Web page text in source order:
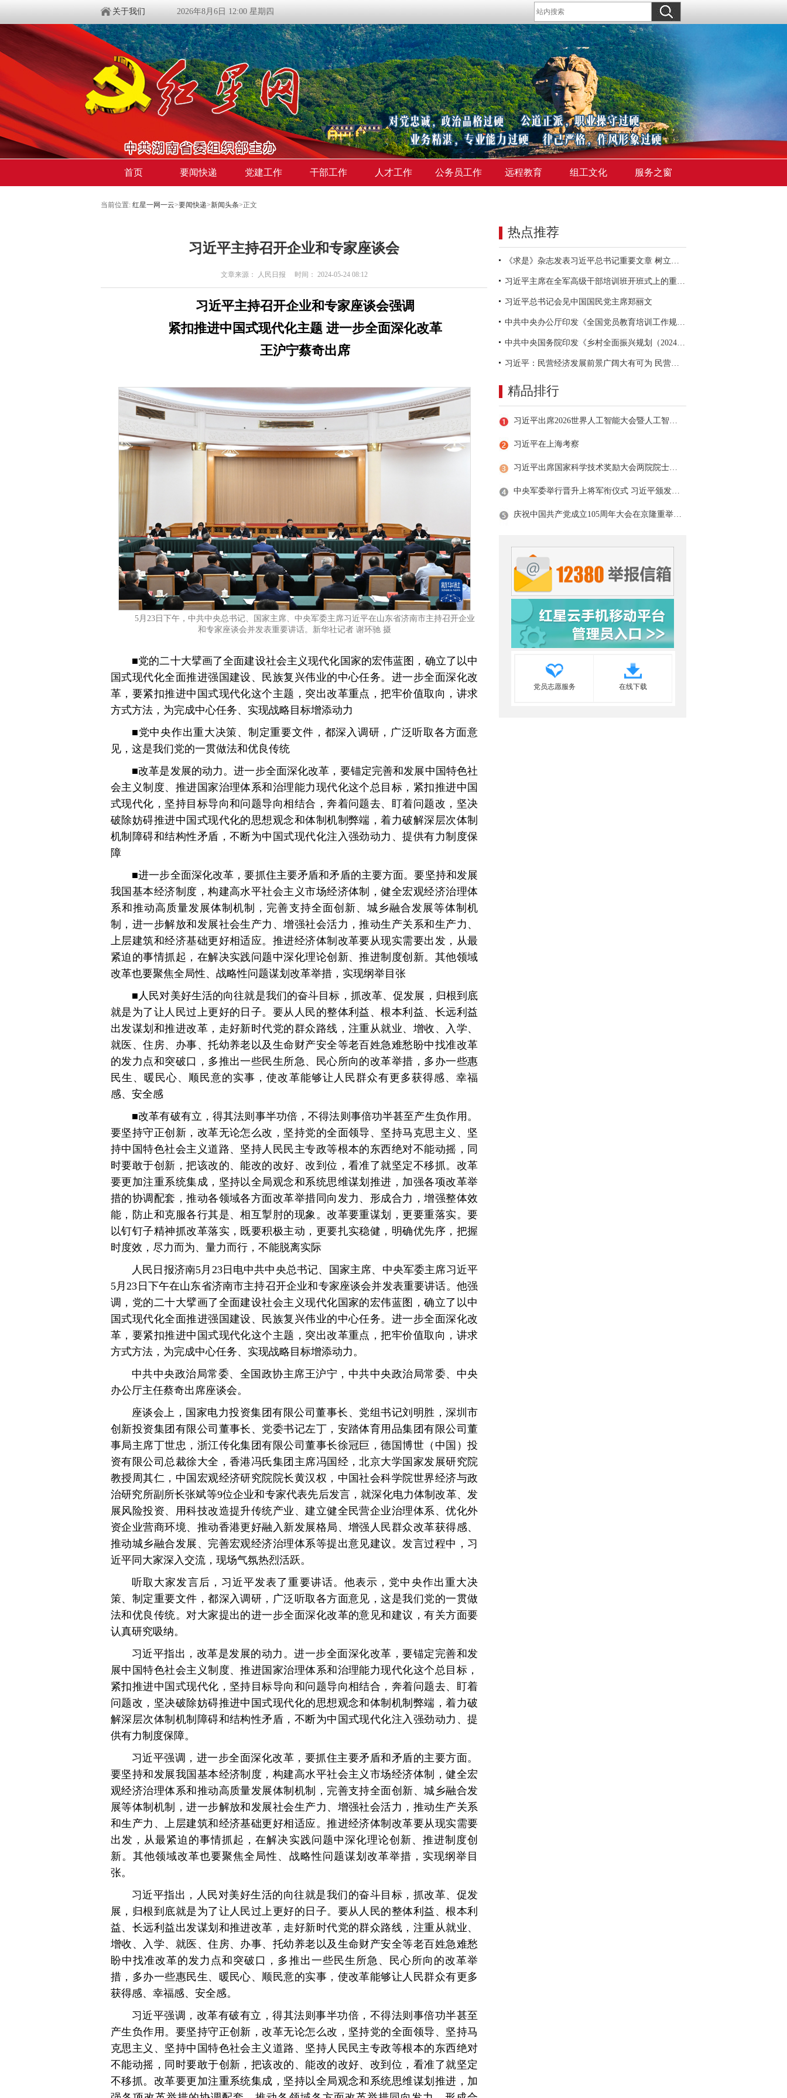
关于我们 2026年8月6日 12:00 星期四
首页 要闻快递 党建工作 干部工作 人才工作 公务员工作 远程教育 组工文化 服务之窗
当前位置: 红星一网一云>要闻快递>新闻头条>正文
习近平主持召开企业和专家座谈会
文章来源： 人民日报 时间： 2024-05-24 08:12
习近平主持召开企业和专家座谈会强调
紧扣推进中国式现代化主题 进一步全面深化改革
王沪宁蔡奇出席
5月23日下午，中共中央总书记、国家主席、中央军委主席习近平在山东省济南市主持召开企业
和专家座谈会并发表重要讲话。新华社记者 谢环驰 摄
■党的二十大擘画了全面建设社会主义现代化国家的宏伟蓝图，确立了以中
国式现代化全面推进强国建设、民族复兴伟业的中心任务。进一步全面深化改
革，要紧扣推进中国式现代化这个主题，突出改革重点，把牢价值取向，讲求
方式方法，为完成中心任务、实现战略目标增添动力
■党中央作出重大决策、制定重要文件，都深入调研，广泛听取各方面意
见，这是我们党的一贯做法和优良传统
■改革是发展的动力。进一步全面深化改革，要锚定完善和发展中国特色社
会主义制度、推进国家治理体系和治理能力现代化这个总目标，紧扣推进中国
式现代化，坚持目标导向和问题导向相结合，奔着问题去、盯着问题改，坚决
破除妨碍推进中国式现代化的思想观念和体制机制弊端，着力破解深层次体制
机制障碍和结构性矛盾，不断为中国式现代化注入强劲动力、提供有力制度保
障
■进一步全面深化改革，要抓住主要矛盾和矛盾的主要方面。要坚持和发展
我国基本经济制度，构建高水平社会主义市场经济体制，健全宏观经济治理体
系和推动高质量发展体制机制，完善支持全面创新、城乡融合发展等体制机
制，进一步解放和发展社会生产力、增强社会活力，推动生产关系和生产力、
上层建筑和经济基础更好相适应。推进经济体制改革要从现实需要出发，从最
紧迫的事情抓起，在解决实践问题中深化理论创新、推进制度创新。其他领域
改革也要聚焦全局性、战略性问题谋划改革举措，实现纲举目张
■人民对美好生活的向往就是我们的奋斗目标，抓改革、促发展，归根到底
就是为了让人民过上更好的日子。要从人民的整体利益、根本利益、长远利益
出发谋划和推进改革，走好新时代党的群众路线，注重从就业、增收、入学、
就医、住房、办事、托幼养老以及生命财产安全等老百姓急难愁盼中找准改革
的发力点和突破口，多推出一些民生所急、民心所向的改革举措，多办一些惠
民生、暖民心、顺民意的实事，使改革能够让人民群众有更多获得感、幸福
感、安全感
■改革有破有立，得其法则事半功倍，不得法则事倍功半甚至产生负作用。
要坚持守正创新，改革无论怎么改，坚持党的全面领导、坚持马克思主义、坚
持中国特色社会主义道路、坚持人民民主专政等根本的东西绝对不能动摇，同
时要敢于创新，把该改的、能改的改好、改到位，看准了就坚定不移抓。改革
要更加注重系统集成，坚持以全局观念和系统思维谋划推进，加强各项改革举
措的协调配套，推动各领域各方面改革举措同向发力、形成合力，增强整体效
能，防止和克服各行其是、相互掣肘的现象。改革要重谋划，更要重落实。要
以钉钉子精神抓改革落实，既要积极主动，更要扎实稳健，明确优先序，把握
时度效，尽力而为、量力而行，不能脱离实际
人民日报济南5月23日电中共中央总书记、国家主席、中央军委主席习近平
5月23日下午在山东省济南市主持召开企业和专家座谈会并发表重要讲话。他强
调，党的二十大擘画了全面建设社会主义现代化国家的宏伟蓝图，确立了以中
国式现代化全面推进强国建设、民族复兴伟业的中心任务。进一步全面深化改
革，要紧扣推进中国式现代化这个主题，突出改革重点，把牢价值取向，讲求
方式方法，为完成中心任务、实现战略目标增添动力。
中共中央政治局常委、全国政协主席王沪宁，中共中央政治局常委、中央
办公厅主任蔡奇出席座谈会。
座谈会上，国家电力投资集团有限公司董事长、党组书记刘明胜，深圳市
创新投资集团有限公司董事长、党委书记左丁，安踏体育用品集团有限公司董
事局主席丁世忠，浙江传化集团有限公司董事长徐冠巨，德国博世（中国）投
资有限公司总裁徐大全，香港冯氏集团主席冯国经，北京大学国家发展研究院
教授周其仁，中国宏观经济研究院院长黄汉权，中国社会科学院世界经济与政
治研究所副所长张斌等9位企业和专家代表先后发言，就深化电力体制改革、发
展风险投资、用科技改造提升传统产业、建立健全民营企业治理体系、优化外
资企业营商环境、推动香港更好融入新发展格局、增强人民群众改革获得感、
推动城乡融合发展、完善宏观经济治理体系等提出意见建议。发言过程中，习
近平同大家深入交流，现场气氛热烈活跃。
听取大家发言后，习近平发表了重要讲话。他表示，党中央作出重大决
策、制定重要文件，都深入调研，广泛听取各方面意见，这是我们党的一贯做
法和优良传统。对大家提出的进一步全面深化改革的意见和建议，有关方面要
认真研究吸纳。
习近平指出，改革是发展的动力。进一步全面深化改革，要锚定完善和发
展中国特色社会主义制度、推进国家治理体系和治理能力现代化这个总目标，
紧扣推进中国式现代化，坚持目标导向和问题导向相结合，奔着问题去、盯着
问题改，坚决破除妨碍推进中国式现代化的思想观念和体制机制弊端，着力破
解深层次体制机制障碍和结构性矛盾，不断为中国式现代化注入强劲动力、提
供有力制度保障。
习近平强调，进一步全面深化改革，要抓住主要矛盾和矛盾的主要方面。
要坚持和发展我国基本经济制度，构建高水平社会主义市场经济体制，健全宏
观经济治理体系和推动高质量发展体制机制，完善支持全面创新、城乡融合发
展等体制机制，进一步解放和发展社会生产力、增强社会活力，推动生产关系
和生产力、上层建筑和经济基础更好相适应。推进经济体制改革要从现实需要
出发，从最紧迫的事情抓起，在解决实践问题中深化理论创新、推进制度创
新。其他领域改革也要聚焦全局性、战略性问题谋划改革举措，实现纲举目
张。
习近平指出，人民对美好生活的向往就是我们的奋斗目标，抓改革、促发
展，归根到底就是为了让人民过上更好的日子。要从人民的整体利益、根本利
益、长远利益出发谋划和推进改革，走好新时代党的群众路线，注重从就业、
增收、入学、就医、住房、办事、托幼养老以及生命财产安全等老百姓急难愁
盼中找准改革的发力点和突破口，多推出一些民生所急、民心所向的改革举
措，多办一些惠民生、暖民心、顺民意的实事，使改革能够让人民群众有更多
获得感、幸福感、安全感。
习近平强调，改革有破有立，得其法则事半功倍，不得法则事倍功半甚至
产生负作用。要坚持守正创新，改革无论怎么改，坚持党的全面领导、坚持马
克思主义、坚持中国特色社会主义道路、坚持人民民主专政等根本的东西绝对
不能动摇，同时要敢于创新，把该改的、能改的改好、改到位，看准了就坚定
不移抓。改革要更加注重系统集成，坚持以全局观念和系统思维谋划推进，加
热点推荐
《求是》杂志发表习近平总书记重要文章 树立和践行正确政绩观
习近平主席在全军高级干部培训班开班式上的重要讲话引领全军开展思想整风、深化政治整训
习近平总书记会见中国国民党主席郑丽文
中共中央办公厅印发《全国党员教育培训工作规划（2024－2028年）》
中共中央国务院印发《乡村全面振兴规划（2024—2027年）》
习近平：民营经济发展前景广阔大有可为 民营企业和民营企业家大显身手正当其时
精品排行
习近平出席2026世界人工智能大会暨人工智能全球治理高级别会议开幕式并发表主旨讲话
习近平在上海考察
习近平出席国家科学技术奖励大会两院院士大会中国科协第十一次全国代表大会并发表重要讲话
中央军委举行晋升上将军衔仪式 习近平颁发命令状并向晋衔的军官表示祝贺
庆祝中国共产党成立105周年大会在京隆重举行 习近平发表重要讲话
党员志愿服务 在线下载